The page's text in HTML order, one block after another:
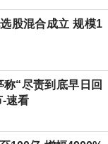
股混合成立 规模1
“尽责到底早日回
-速看